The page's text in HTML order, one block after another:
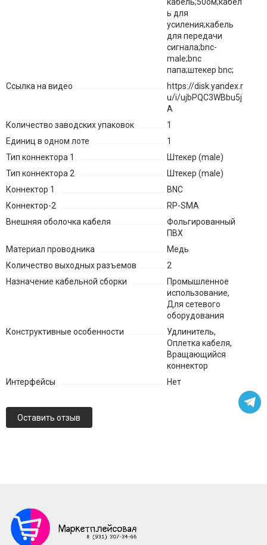
кабель;50ом;кабел
ь для
усиления;кабель
для передачи
сигнала;bnc-
male;bnc
папа;штекер bnc;
Ссылка на видео
https://disk.yandex.r
u/i/ujbPQC3WBbu5j
A
Количество заводских упаковок
1
Единиц в одном лоте
1
Тип коннектора 1
Штекер (male)
Тип коннектора 2
Штекер (male)
Коннектор 1
BNC
Коннектор-2
RP-SMA
Внешняя оболочка кабеля
Фольгированный
ПВХ
Материал проводника
Медь
Количество выходных разъемов
2
Назначение кабельной сборки
Промышленное
использование,
Для сетевого
оборудования
Конструктивные особенности
Удлинитель,
Оплетка кабеля,
Вращающийся
коннектор
Интерфейсы
Нет
Оставить отзыв